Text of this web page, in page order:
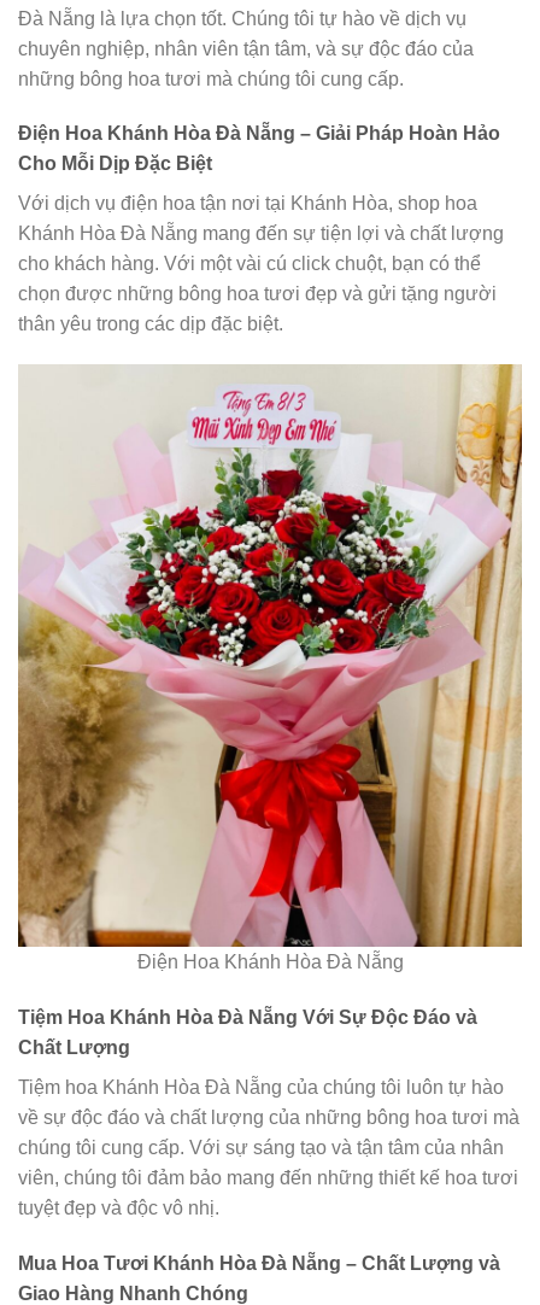
Đà Nẵng là lựa chọn tốt. Chúng tôi tự hào về dịch vụ
chuyên nghiệp, nhân viên tận tâm, và sự độc đáo của
những bông hoa tươi mà chúng tôi cung cấp.
Điện Hoa Khánh Hòa Đà Nẵng – Giải Pháp Hoàn Hảo
Cho Mỗi Dịp Đặc Biệt
Với dịch vụ điện hoa tận nơi tại Khánh Hòa, shop hoa
Khánh Hòa Đà Nẵng mang đến sự tiện lợi và chất lượng
cho khách hàng. Với một vài cú click chuột, bạn có thể
chọn được những bông hoa tươi đẹp và gửi tặng người
thân yêu trong các dịp đặc biệt.
Điện Hoa Khánh Hòa Đà Nẵng
Tiệm Hoa Khánh Hòa Đà Nẵng Với Sự Độc Đáo và
Chất Lượng
Tiệm hoa Khánh Hòa Đà Nẵng của chúng tôi luôn tự hào
về sự độc đáo và chất lượng của những bông hoa tươi mà
chúng tôi cung cấp. Với sự sáng tạo và tận tâm của nhân
viên, chúng tôi đảm bảo mang đến những thiết kế hoa tươi
tuyệt đẹp và độc vô nhị.
Mua Hoa Tươi Khánh Hòa Đà Nẵng – Chất Lượng và
Giao Hàng Nhanh Chóng